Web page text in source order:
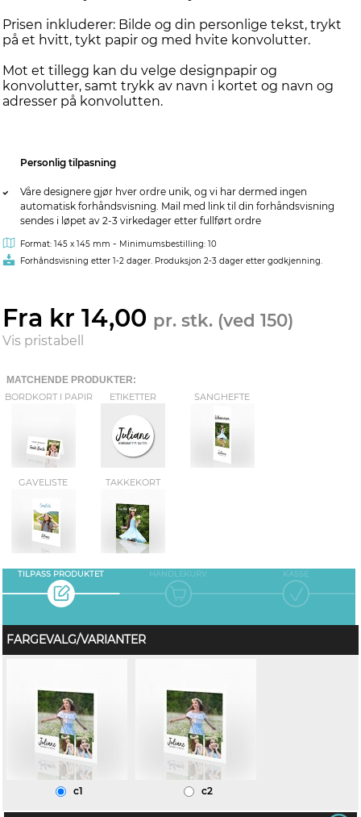
Prisen inkluderer: Bilde og din personlige tekst, trykt
på et hvitt, tykt papir og med hvite konvolutter.
Mot et tillegg kan du velge designpapir og
konvolutter, samt trykk av navn i kortet og navn og
adresser på konvolutten.
Personlig tilpasning
Våre designere gjør hver ordre unik, og vi har dermed ingen
automatisk forhåndsvisning. Mail med link til din forhåndsvisning
sendes i løpet av 2-3 virkedager etter fullført ordre
Format: 145 x 145 mm - Minimumsbestilling: 10
Forhåndsvisning etter 1-2 dager. Produksjon 2-3 dager etter godkjenning.
Fra kr 14,00 pr. stk. (ved 150)
Vis pristabell
MATCHENDE PRODUKTER:
BORDKORT I PAPIR
ETIKETTER SANGHEFTE
GAVELISTE TAKKEKORT
TILPASS PRODUKTET HANDLEKURV KASSE
FARGEVALG/VARIANTER
c1 c2